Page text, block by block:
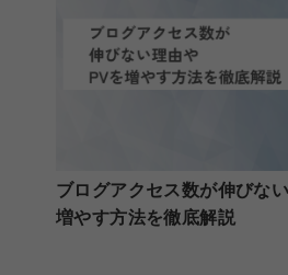
ブログアクセス数が伸びな
増やす方法を徹底解説